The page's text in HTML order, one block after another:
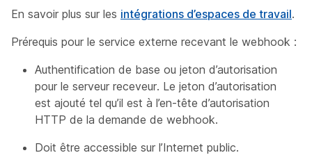
En savoir plus sur les intégrations d’espaces de travail.
Prérequis pour le service externe recevant le webhook :
Authentification de base ou jeton d’autorisation
pour le serveur receveur. Le jeton d’autorisation
est ajouté tel qu’il est à l’en-tête d’autorisation
HTTP de la demande de webhook.
Doit être accessible sur l’Internet public.